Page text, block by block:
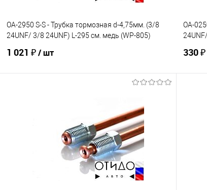
OA-2950 S-S - Трубка тормозная d-4,75мм. (3/8
24UNF/ 3/8 24UNF) L-295 см. медь (WP-805)
1 021 ₽/ шт
Под заказ
OA-
330 ₽